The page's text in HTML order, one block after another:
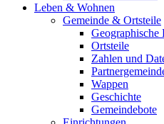
Leben & Wohnen
Gemeinde & Ortsteile
Geographische
Ortsteile
Zahlen und
Wappen
Geschichte
Gemeindebote